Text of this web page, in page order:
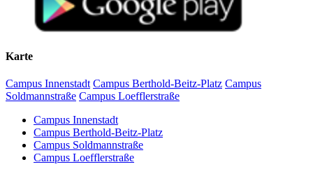
Begrüßung und Einführung
10.40–12.15 Uhr:
Matthias Vollmer (Greifswald): Zur pommerschen
Flurnamenforschung
Katharina Oelze / Friederike Burmann (Greifswald): Das
digitale vorpommersche Flurnamenbuch
Mittagspause
13.00–14.00 Uhr
Karte
Campus Innenstadt Campus Berthold-Beitz-Platz Campus
Soldmannstraße Campus Loefflerstraße
Campus Innenstadt
Campus Berthold-Beitz-Platz
Campus Soldmannstraße
Campus Loefflerstraße